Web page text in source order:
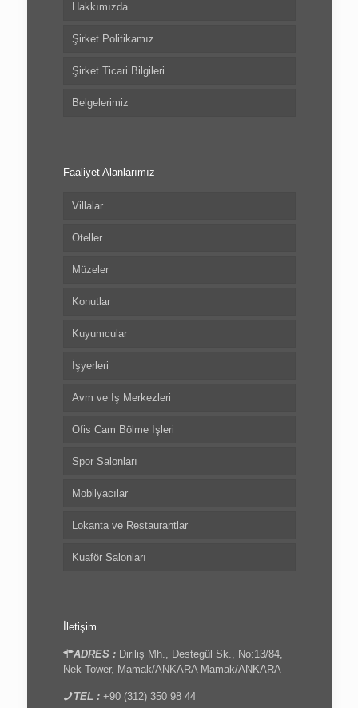
Hakkımızda
Şirket Politikamız
Şirket Ticari Bilgileri
Belgelerimiz
Faaliyet Alanlarımız
Villalar
Oteller
Müzeler
Konutlar
Kuyumcular
İşyerleri
Avm ve İş Merkezleri
Ofis Cam Bölme İşleri
Spor Salonları
Mobilyacılar
Lokanta ve Restaurantlar
Kuaför Salonları
İletişim
ADRES : Diriliş Mh., Destegül Sk., No:13/84,
Nek Tower, Mamak/ANKARA Mamak/ANKARA
TEL : +90 (312) 350 98 44